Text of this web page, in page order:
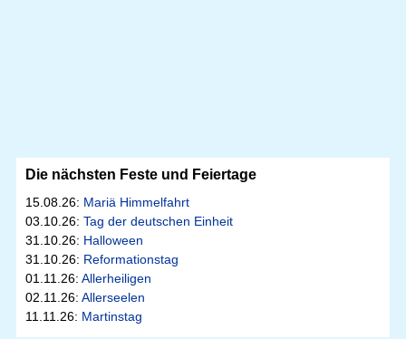
Die nächsten Feste und Feiertage
15.08.26: Mariä Himmelfahrt
03.10.26: Tag der deutschen Einheit
31.10.26: Halloween
31.10.26: Reformationstag
01.11.26: Allerheiligen
02.11.26: Allerseelen
11.11.26: Martinstag